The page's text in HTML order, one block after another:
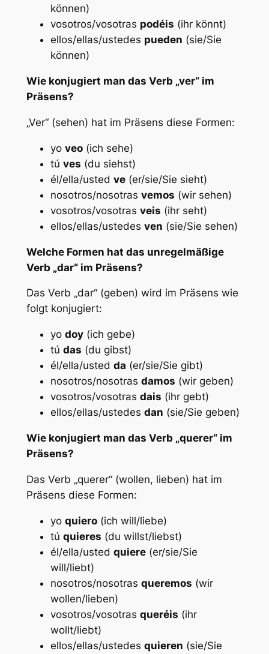
können)
vosotros/vosotras podéis (ihr könnt)
ellos/ellas/ustedes pueden (sie/Sie
können)
Wie konjugiert man das Verb „ver“ im
Präsens?
„Ver“ (sehen) hat im Präsens diese Formen:
yo veo(ich sehe)
tú ves (du siehst)
él/ella/usted ve(er/sie/Sie sieht)
nosotros/nosotras vemos (wir sehen)
vosotros/vosotras veis (ihr seht)
ellos/ellas/ustedes ven (sie/Sie sehen)
Welche Formen hat das unregelmäßige
Verb „dar“ im Präsens?
Das Verb „dar“ (geben) wird im Präsens wie
folgt konjugiert:
yo doy(ich gebe)
tú das (du gibst)
él/ella/usted da (er/sie/Sie gibt)
nosotros/nosotras damos (wir geben)
vosotros/vosotras dais (ihr gebt)
ellos/ellas/ustedes dan (sie/Sie geben)
Wie konjugiert man das Verb „querer“ im
Präsens?
Das Verb „querer“ (wollen, lieben) hat im
Präsens diese Formen:
yo quiero(ich will/liebe)
tú quieres (du willst/liebst)
él/ella/usted quiere(er/sie/Sie
will/liebt)
nosotros/nosotras queremos (wir
wollen/lieben)
vosotros/vosotras queréis (ihr
wollt/liebt)
ellos/ellas/ustedes quieren (sie/Sie